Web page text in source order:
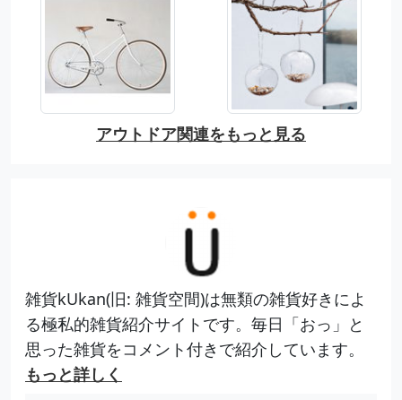
アウトドア関連をもっと見る
雑貨kUkan(旧: 雑貨空間)は無類の雑貨好きによ
る極私的雑貨紹介サイトです。毎日「おっ」と
思った雑貨をコメント付きで紹介しています。
もっと詳しく